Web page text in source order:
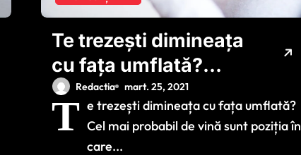
Te trezești dimineața
cu fața umflată?
Poate fi vorba
despre ceva ce ai
făcut cu o seară
Redactia mart. 25, 2021
T e trezești dimineața cu fața umflată?
Cel mai probabil de vină sunt poziția în
care...